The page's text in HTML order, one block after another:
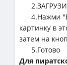
4.Нажми
картинку в
затем на
5.Готово
Для